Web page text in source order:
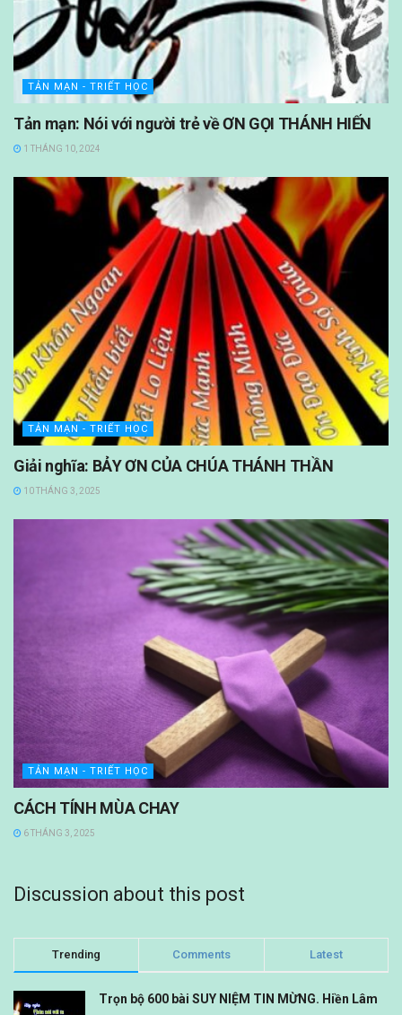
TẢN MẠN - TRIẾT HỌC
Tản mạn: Nói với người trẻ về ƠN GỌI THÁNH HIẾN
1 THÁNG 10, 2024
TẢN MẠN - TRIẾT HỌC
Giải nghĩa: BẢY ƠN CỦA CHÚA THÁNH THẦN
10 THÁNG 3, 2025
TẢN MẠN - TRIẾT HỌC
CÁCH TÍNH MÙA CHAY
6 THÁNG 3, 2025
Discussion about this post
Trending Comments Latest
Trọn bộ 600 bài SUY NIỆM TIN MỪNG. Hiền Lâm